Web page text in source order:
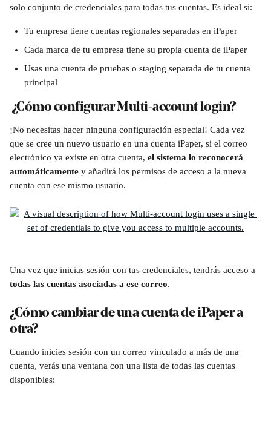
solo conjunto de credenciales para todas tus cuentas. Es ideal si:
Tu empresa tiene cuentas regionales separadas en iPaper
Cada marca de tu empresa tiene su propia cuenta de iPaper
Usas una cuenta de pruebas o staging separada de tu cuenta
principal
¿Cómo configurar Multi-account login?
¡No necesitas hacer ninguna configuración especial! Cada vez
que se cree un nuevo usuario en una cuenta iPaper, si el correo
electrónico ya existe en otra cuenta, el sistema lo reconocerá
automáticamente y añadirá los permisos de acceso a la nueva
cuenta con ese mismo usuario.
Una vez que inicias sesión con tus credenciales, tendrás acceso a
todas las cuentas asociadas a ese correo.
¿Cómo cambiar de una cuenta de iPaper a
otra?
Cuando inicies sesión con un correo vinculado a más de una
cuenta, verás una ventana con una lista de todas las cuentas
disponibles: